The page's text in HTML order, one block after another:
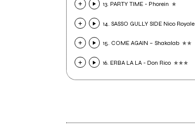
13. PARTY TIME - Phorein
14. SASSO GULLY SIDE Nico Royale
15. COME AGAIN – Shakalab
16. ERBA LA LA - Don Rico